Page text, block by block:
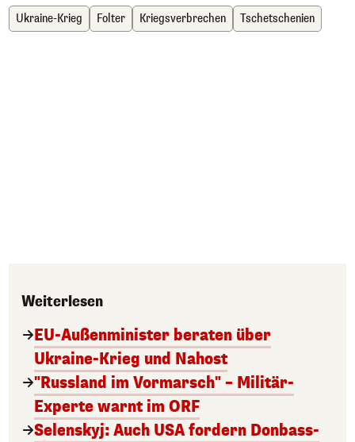
Ukraine-Krieg Folter Kriegsverbrechen Tschetschenien
Weiterlesen
EU-Außenminister beraten über
Ukraine-Krieg und Nahost
"Russland im Vormarsch" – Militär-
Experte warnt im ORF
Selenskyj: Auch USA fordern Donbass-